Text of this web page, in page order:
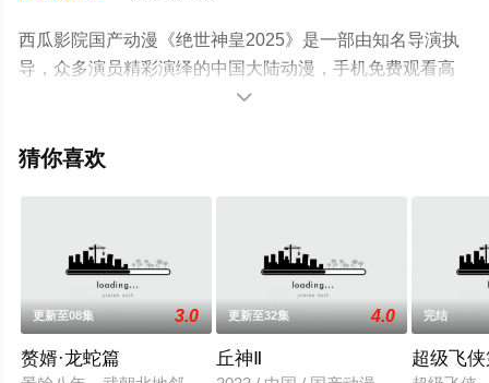
西瓜影院国产动漫《绝世神皇2025》是一部由知名导演执
导，众多演员精彩演绎的中国大陆动漫，手机免费观看高
清无删减完整版动漫全集就上西瓜影视，更多剧情信息可

猜你喜欢
更新至08集 3.0
赘婿·龙蛇篇
更新至32集 4.0
丘神Ⅱ
完结
超级飞